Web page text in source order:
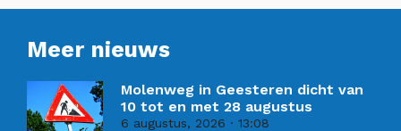
Meer nieuws
Molenweg in Geesteren dicht van
10 tot en met 28 augustus
6 augustus, 2026 13:08